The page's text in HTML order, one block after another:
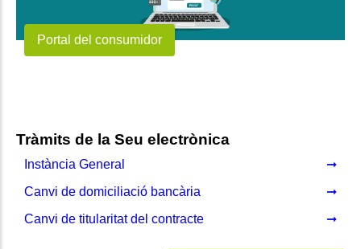
Portal del consumidor
Tràmits de la Seu electrònica
Instància General
Canvi de domiciliació bancària
Canvi de titularitat del contracte